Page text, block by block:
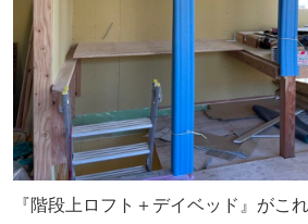
『階段上ロフト＋デイベッド』がこ